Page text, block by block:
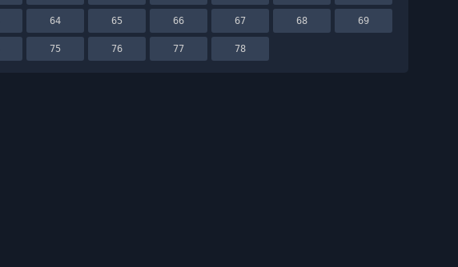
64 65 66 67 68 69
75 76 77 78